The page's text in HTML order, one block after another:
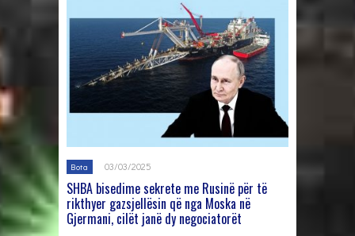
Bota 03/03/2025
SHBA bisedime sekrete me Rusinë për të
rikthyer gazsjellësin që nga Moska në
Gjermani, cilët janë dy negociatorët